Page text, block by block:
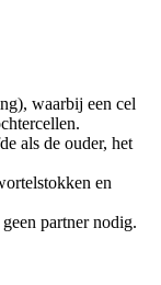
waarbij een cel
als de ouder, het
en
partner nodig.